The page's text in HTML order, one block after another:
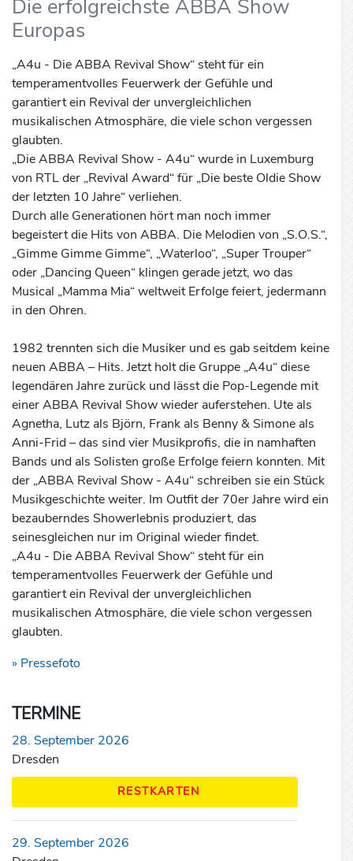
Die erfolgreichste ABBA Show
Europas
„A4u - Die ABBA Revival Show“ steht für ein
temperamentvolles Feuerwerk der Gefühle und
garantiert ein Revival der unvergleichlichen
musikalischen Atmosphäre, die viele schon vergessen
glaubten.
„Die ABBA Revival Show - A4u“ wurde in Luxemburg
von RTL der „Revival Award“ für „Die beste Oldie Show
der letzten 10 Jahre“ verliehen.
Durch alle Generationen hört man noch immer
begeistert die Hits von ABBA. Die Melodien von „S.O.S.“,
„Gimme Gimme Gimme“, „Waterloo“, „Super Trouper“
oder „Dancing Queen“ klingen gerade jetzt, wo das
Musical „Mamma Mia“ weltweit Erfolge feiert, jedermann
in den Ohren.
1982 trennten sich die Musiker und es gab seitdem keine
neuen ABBA – Hits. Jetzt holt die Gruppe „A4u“ diese
legendären Jahre zurück und lässt die Pop-Legende mit
einer ABBA Revival Show wieder auferstehen. Ute als
Agnetha, Lutz als Björn, Frank als Benny & Simone als
Anni-Frid – das sind vier Musikprofis, die in namhaften
Bands und als Solisten große Erfolge feiern konnten. Mit
der „ABBA Revival Show - A4u“ schreiben sie ein Stück
Musikgeschichte weiter. Im Outfit der 70er Jahre wird ein
bezauberndes Showerlebnis produziert, das
seinesgleichen nur im Original wieder findet.
„A4u - Die ABBA Revival Show“ steht für ein
temperamentvolles Feuerwerk der Gefühle und
garantiert ein Revival der unvergleichlichen
musikalischen Atmosphäre, die viele schon vergessen
glaubten.
» Pressefoto
TERMINE
28. September 2026
Dresden
RESTKARTEN
29. September 2026